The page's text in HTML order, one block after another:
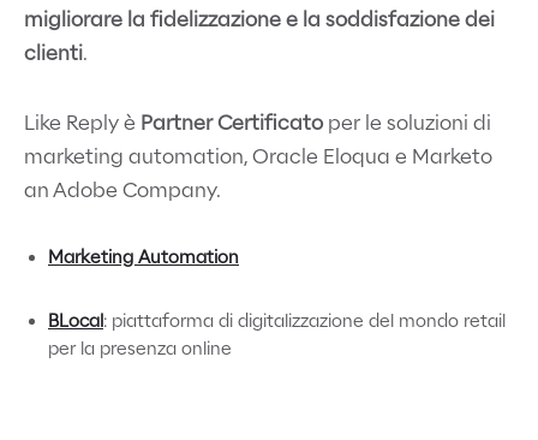
migliorare la fidelizzazione e la soddisfazione dei
clienti.
Like Reply è Partner Certificato per le soluzioni di
marketing automation, Oracle Eloqua e Marketo
an Adobe Company.
Marketing Automation
BLocal: piattaforma di digitalizzazione del mondo retail
per la presenza online